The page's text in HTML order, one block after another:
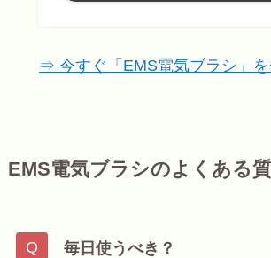
⇒ 今すぐ「EMS電気ブラシ」を
EMS電気ブラシのよくある
毎日使うべき？